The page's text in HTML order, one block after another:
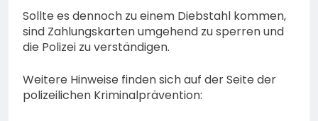
Sollte es dennoch zu einem Diebstahl kommen,
sind Zahlungskarten umgehend zu sperren und
die Polizei zu verständigen.
Weitere Hinweise finden sich auf der Seite der
polizeilichen Kriminalprävention: